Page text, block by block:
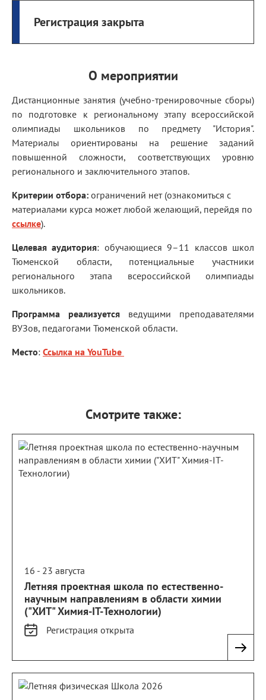
Регистрация закрыта
О мероприятии
Дистанционные занятия (учебно-тренировочные сборы)
по подготовке к региональному этапу всероссийской
олимпиады школьников по предмету "История".
Материалы ориентированы на решение заданий
повышенной сложности, соответствующих уровню
регионального и заключительного этапов.
Критерии отбора: ограничений нет (ознакомиться с
материалами курса может любой желающий, перейдя по
ссылке).
Целевая аудитория: обучающиеся 9–11 классов школ
Тюменской области, потенциальные участники
регионального этапа всероссийской олимпиады
школьников.
Программа реализуется ведущими преподавателями
ВУЗов, педагогами Тюменской области.
Место: Ссылка на YouTube
Смотрите также:
16 - 23 августа
Летняя проектная школа по естественно-
научным направлениям в области химии
("ХИТ" Химия-IT-Технологии)
Регистрация открыта